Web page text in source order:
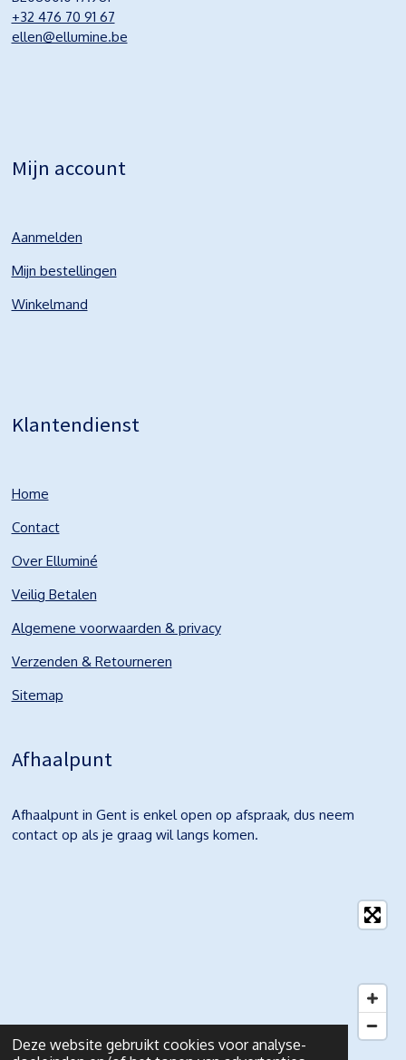
Deze website gebruikt cookies voor analyse-
+32 476 70 91 67
ellen@ellumine.be
Mijn account
Aanmelden
Mijn bestellingen
Winkelmand
Klantendienst
Home
Contact
Over Elluminé
Veilig Betalen
Algemene voorwaarden & privacy
Verzenden & Retourneren
Sitemap
Afhaalpunt
Afhaalpunt in Gent is enkel open op afspraak, dus neem
contact op als je graag wil langs komen.